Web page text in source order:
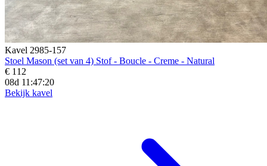
Kavel 2985-157
Stoel Mason (set van 4) Stof - Boucle - Creme - Natural
€ 112
08d 11:47:19
Bekijk kavel